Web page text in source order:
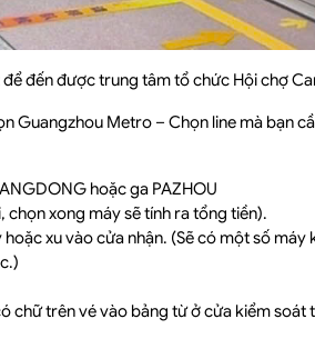
đến được trung tâm tổ chức Hội chợ
Guangzhou Metro – Chọn line mà bạn
hoặc ga PAZHOU
xong máy sẽ tính ra tổng tiền).
xu vào cửa nhận. (Sẽ có một số máy
chữ trên vé vào bảng từ ở cửa kiểm soát